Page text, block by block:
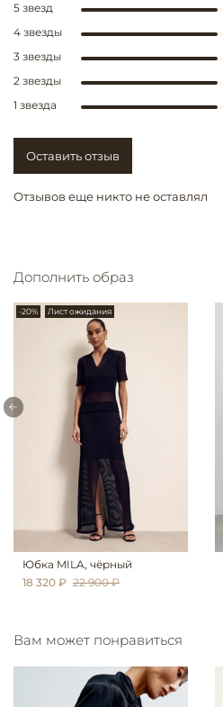
Отзывов еще никто не оставлял
5 звезд
4 звезды
3 звезды
2 звезды
1 звезда
Оставить отзыв
Дополнить образ
-20% Лист ожидания
Юбка MILA, чёрный
18 320 ₽ 22 900 ₽
Вам может понравиться